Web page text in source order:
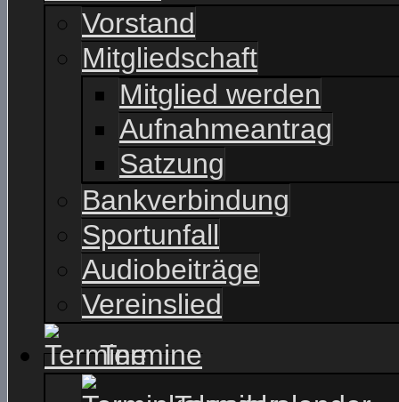
Vorstand
Mitgliedschaft
Mitglied werden
Aufnahmeantrag
Satzung
Bankverbindung
Sportunfall
Audiobeiträge
Vereinslied
Termine